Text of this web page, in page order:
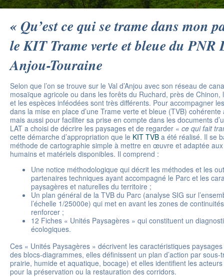
« Qu’est ce qui se trame dans mon
le KIT Trame verte et bleue du PNR
Anjou-Touraine
Selon que l’on se trouve sur le Val d’Anjou avec son réseau de
mosaïque agricole ou dans les forêts du Ruchard, près de Chinon,
et les espèces inféodées sont très différents. Pour accompagner
dans la mise en place d’une Trame verte et bleue (TVB)
mais aussi pour faciliter sa prise en compte dans les documents
LAT a choisi de décrire les paysages et de regarder « ce qui fait
cette démarche d’appropriation que le KIT TVB a été réalisé. Il se
méthode de cartographie simple à mettre en œuvre et adaptée
humains et matériels disponibles. Il comprend :
Une notice méthodologique qui décrit les méthodes et les
partenaires techniques ayant accompagné le Parc et les
paysagères et naturelles du territoire ;
Un plan général de la TVB du Parc (analyse SIG sur
l’échelle 1/25000e) qui met en avant les zones de
renforcer ;
12 Fiches « Unités Paysagères » qui constituent un
écologiques.
Ces « Unités Paysagères » décrivent les caractéristiques
des blocs-diagrammes, elles définissent un plan d’action par sous-
prairie, humide et aquatique, bocage) et elles identifient les
pour la préservation ou la restauration des corridors.